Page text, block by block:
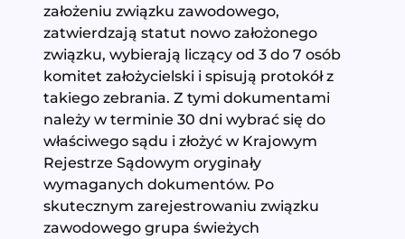
założeniu związku zawodowego,
zatwierdzają statut nowo założonego
związku, wybierają liczący od 3 do 7 osób
komitet założycielski i spisują protokół z
takiego zebrania. Z tymi dokumentami
należy w terminie 30 dni wybrać się do
właściwego sądu i złożyć w Krajowym
Rejestrze Sądowym oryginały
wymaganych dokumentów. Po
skutecznym zarejestrowaniu związku
zawodowego grupa świeżych